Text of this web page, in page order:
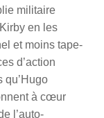
militaire
en les
et moins tape-
d’action
qu’Hugo
à cœur
l’auto-